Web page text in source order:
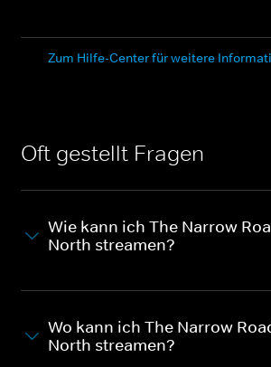
Zum Hilfe-Center für weitere
Oft gestellt Fragen
Wie kann ich The Narrow
North streamen?
Wo kann ich The Narrow
North streamen?